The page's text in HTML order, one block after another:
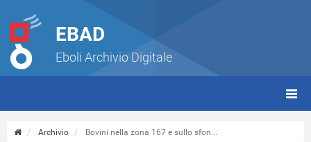
EBAD
Eboli Archivio Digitale
Archivio Bovini nella zona 167 e sullo sfon...